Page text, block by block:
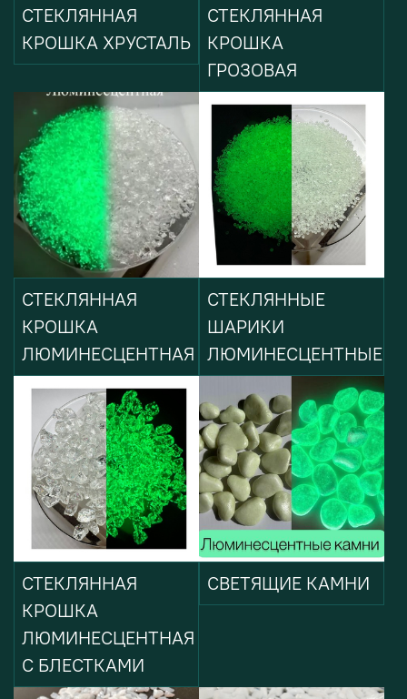
СТЕКЛЯННАЯ
КРОШКА ХРУСТАЛЬ
СТЕКЛЯННАЯ
КРОШКА
ГРОЗОВАЯ
СТЕКЛЯННАЯ
КРОШКА
ЛЮМИНЕСЦЕНТНАЯ
СТЕКЛЯННЫЕ
ШАРИКИ
ЛЮМИНЕСЦЕНТНЫЕ
СТЕКЛЯННАЯ
КРОШКА
ЛЮМИНЕСЦЕНТНАЯ
С БЛЕСТКАМИ
СВЕТЯЩИЕ КАМНИ